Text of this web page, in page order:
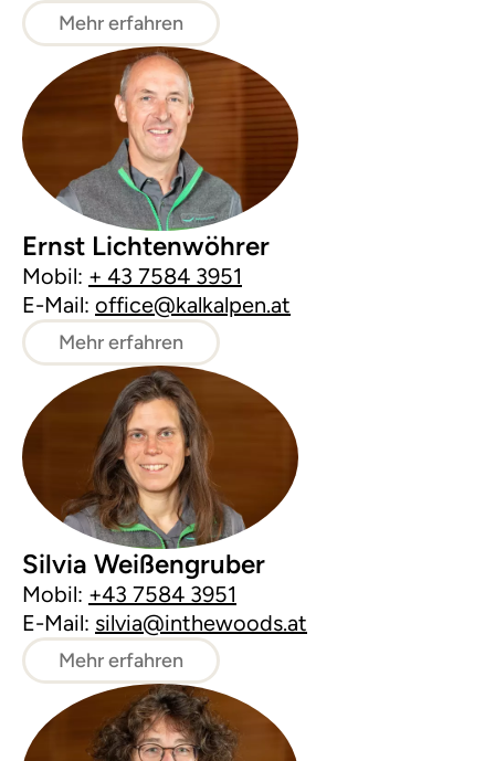
Mehr erfahren
Ernst Lichtenwöhrer
Mobil: + 43 7584 3951
E-Mail: office@kalkalpen.at
Mehr erfahren
Silvia Weißengruber
Mobil: +43 7584 3951
E-Mail: silvia@inthewoods.at
Mehr erfahren